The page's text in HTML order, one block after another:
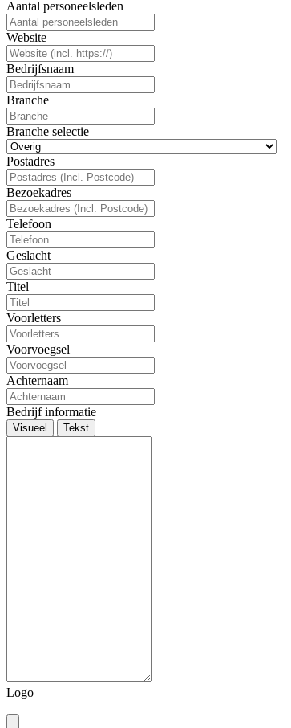
Aantal personeelsleden
Website
Bedrijfsnaam
Branche
Branche selectie
Postadres
Bezoekadres
Telefoon
Geslacht
Titel
Voorletters
Voorvoegsel
Achternaam
Bedrijf informatie
Visueel Tekst
Logo